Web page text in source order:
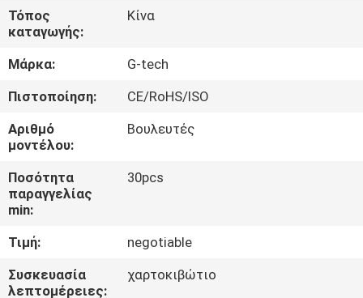
ΕΜΆΣ
ΕΠΙΣΚΕΨΉ
ΕΡΓΟΣΤΑΣΊΟΥ
ΈΛΕΓΧΟΣ
ΠΟΙΌΤΗΤΑΣ
ΜΑΖΊ
ΜΑΣ
Τόπος
καταγωγής:
Κίνα
Μάρκα:
G-tech
Πιστοποίηση:
CE/RoHS/ISO
Αριθμό
μοντέλου:
Βουλευτές
Ποσότητα
παραγγελίας
min:
30pcs
Τιμή:
negotiable
Συσκευασία
λεπτομέρειες:
χαρτοκιβώτιο